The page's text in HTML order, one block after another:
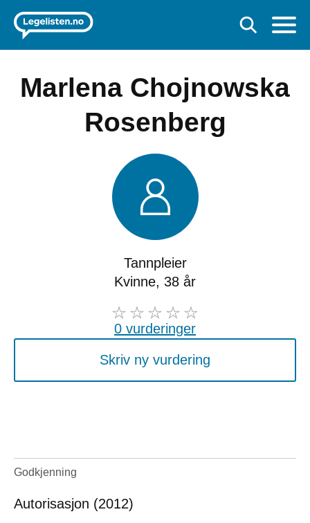
Marlena Chojnowska
Rosenberg
Tannpleier
Kvinne, 38 år
0 vurderinger
Skriv ny vurdering
Godkjenning
Autorisasjon (2012)